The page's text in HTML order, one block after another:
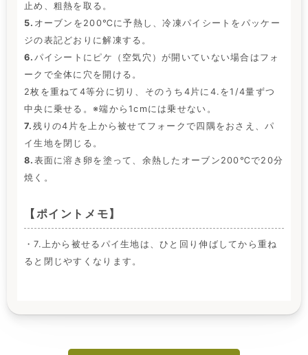
止め、粗熱を取る。
5. オーブンを200℃に予熱し、冷凍パイシートをパッケー
ジの表記どおりに解凍する。
6. パイシートにピケ（空気穴）が開いていない場合はフォ
ークで全体に穴を開ける。
2枚を重ねて4等分に切り、そのうち4片に4.を1/4量ずつ
中央に乗せる。※端から1cmには乗せない。
7. 残りの4片を上から被せてフォークで四隅をおさえ、パ
イ生地を閉じる。
8. 表面に溶き卵を塗って、余熱したオーブン200℃で20分
焼く。
【ポイントメモ】
・7.上から被せるパイ生地は、ひと回り伸ばしてから重ね
ると閉じやすくなります。